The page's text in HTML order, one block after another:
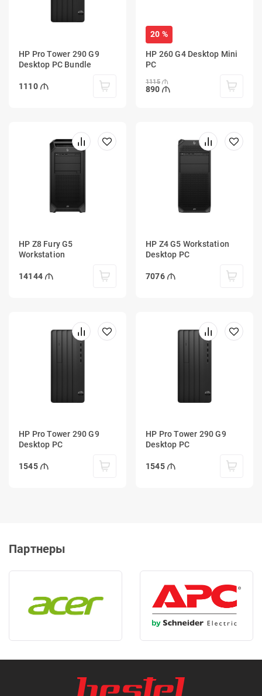
HP Pro Tower 290 G9
Desktop PC Bundle
1110
20 %
HP 260 G4 Desktop Mini
PC
1115
890
HP Z8 Fury G5
Workstation
14144
HP Z4 G5 Workstation
Desktop PC
7076
HP Pro Tower 290 G9
Desktop PC
1545
HP Pro Tower 290 G9
Desktop PC
1545
Партнеры